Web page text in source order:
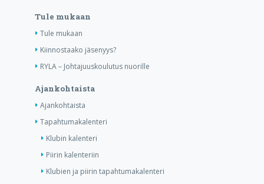
Tule mukaan
Tule mukaan
Kiinnostaako jäsenyys?
RYLA – Johtajuuskoulutus nuorille
Ajankohtaista
Ajankohtaista
Tapahtumakalenteri
Klubin kalenteri
Piirin kalenteriin
Klubien ja piirin tapahtumakalenteri